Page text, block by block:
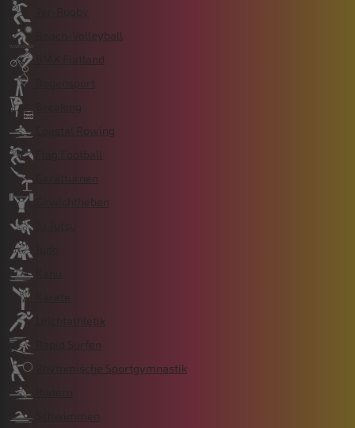
7er-Rugby
Beach-Volleyball
BMX Flatland
Bogensport
Breaking
Coastal Rowing
Flag Football
Gerätturnen
Gewichtheben
Ju-Jutsu
Leichtathletik
Rapid Surfen
Rhythmische Sportgymnastik
Rudern
Schwimmen